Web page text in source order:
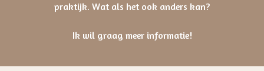
praktijk. Wat als het ook anders kan?
Ik wil graag meer informatie!